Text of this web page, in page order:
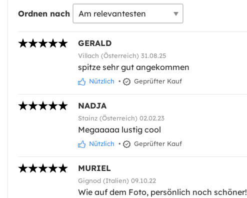
Ordnen nach
GERALD
Villach (Österreich) 31.08.25
spitze sehr gut angekommen
Nützlich • Geprüfter Kauf
NADJA
Stainz (Österreich) 02.02.23
Megaaaaa lustig cool
Nützlich • Geprüfter Kauf
MURIEL
Gignod (Italien) 09.10.22
Wie auf dem Foto, persönlich noch schöner!